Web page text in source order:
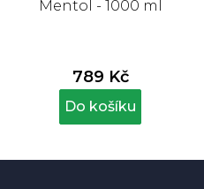
Mentol - 1000 ml
789 Kč
Do košíku